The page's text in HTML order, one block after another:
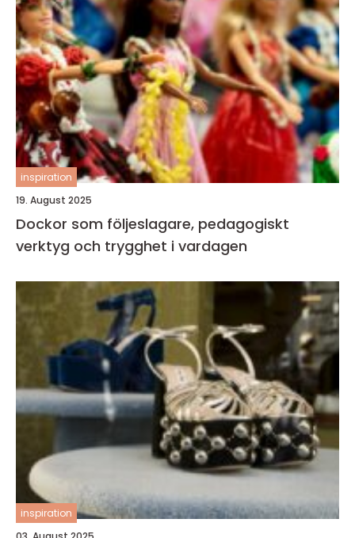
inspiration
19. August 2025
Dockor som följeslagare, pedagogiskt
verktyg och trygghet i vardagen
inspiration